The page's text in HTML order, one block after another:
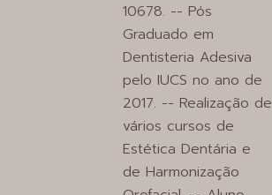
10678. -- Pós
Graduado em
Dentisteria Adesiva
pelo IUCS no ano de
2017. -- Realização de
vários cursos de
Estética Dentária e
de Harmonização